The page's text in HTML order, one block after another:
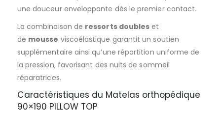
une douceur enveloppante dès le premier contact.
La combinaison de ressorts doubles et
de mousse viscoélastique garantit un soutien
supplémentaire ainsi qu’une répartition uniforme de
la pression, favorisant des nuits de sommeil
réparatrices.
Caractéristiques du Matelas orthopédique
90×190 PILLOW TOP